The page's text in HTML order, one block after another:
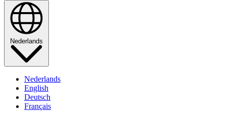
Nederlands
Nederlands
English
Deutsch
Français